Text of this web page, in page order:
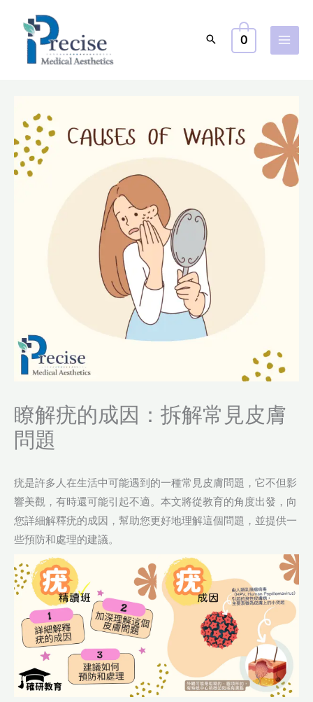
0
瞭解疣的成因：拆解常見皮膚
問題
疣是許多人在生活中可能遇到的一種常見皮膚問題，它不但影
響美觀，有時還可能引起不適。本文將從教育的角度出發，向
您詳細解釋疣的成因，幫助您更好地理解這個問題，並提供一
些預防和處理的建議。